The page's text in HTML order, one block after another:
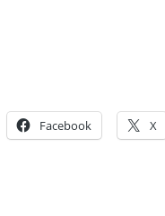
Facebook X